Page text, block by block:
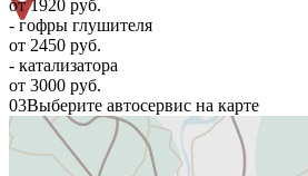
от 1920 руб.
- гофры глушителя
от 2450 руб.
- катализатора
от 3000 руб.
03Выберите автосервис на карте